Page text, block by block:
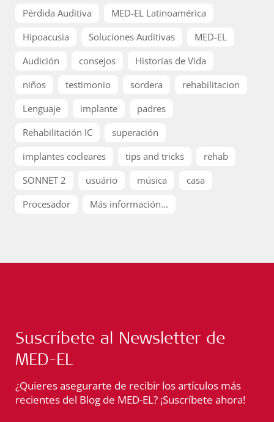
Pérdida Auditiva
MED-EL Latinoamérica
Hipoacusia
Soluciones Auditivas
MED-EL
Audición
consejos
Historias de Vida
niños
testimonio sordera
rehabilitacion
Lenguaje
implante
padres
Rehabilitación IC
superación
implantes cocleares
tips and tricks
rehab
SONNET 2
usuário música
casa
Procesador
Más información...
Suscríbete al Newsletter de
MED-EL
¿Quieres asegurarte de recibir los artículos más
recientes del Blog de MED-EL? ¡Suscríbete ahora!